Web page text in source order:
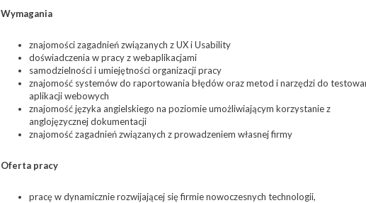
Wymagania
znajomości zagadnień związanych z UX i Usability
doświadczenia w pracy z webaplikacjami
samodzielności i umiejętności organizacji pracy
znajomość systemów do raportowania błędów oraz metod i narzędzi do
aplikacji webowych
znajomość języka angielskiego na poziomie umożliwiającym korzystanie z
anglojęzycznej dokumentacji
znajomość zagadnień związanych z prowadzeniem własnej firmy
Oferta pracy
pracę w dynamicznie rozwijającej się firmie nowoczesnych technologii,